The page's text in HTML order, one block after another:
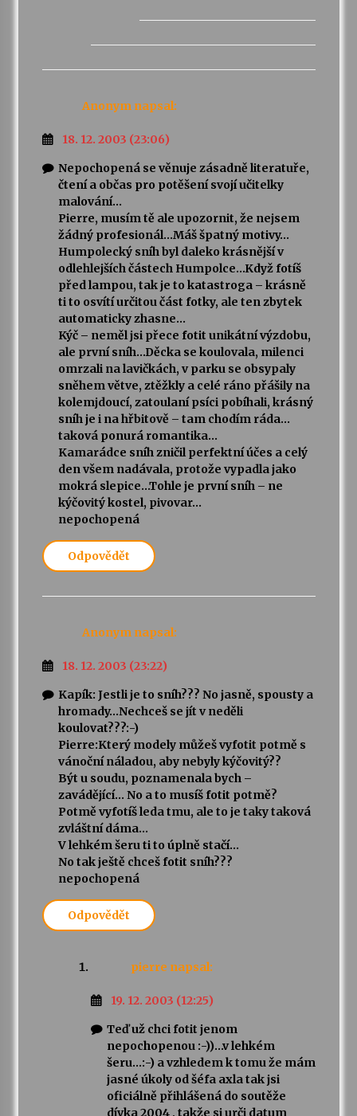
Anonym napsal:
18. 12. 2003 (23:06)
Nepochopená se věnuje zásadně literatuře,
čtení a občas pro potěšení svojí učitelky
malování…
Pierre, musím tě ale upozornit, že nejsem
žádný profesionál…Máš špatný motivy…
Humpolecký sníh byl daleko krásnější v
odlehlejších částech Humpolce…Když fotíš
před lampou, tak je to katastroga – krásně
ti to osvítí určitou část fotky, ale ten zbytek
automaticky zhasne…
Kýč – neměl jsi přece fotit unikátní výzdobu,
ale první sníh…Děcka se koulovala, milenci
omrzali na lavičkách, v parku se obsypaly
sněhem větve, ztěžkly a celé ráno přášily na
kolemjdoucí, zatoulaní psíci pobíhali, krásný
sníh je i na hřbitově – tam chodím ráda…
taková ponurá romantika…
Kamarádce sníh zničil perfektní účes a celý
den všem nadávala, protože vypadla jako
mokrá slepice…Tohle je první sníh – ne
kýčovitý kostel, pivovar…
nepochopená
Odpovědět
Anonym napsal:
18. 12. 2003 (23:22)
Kapík: Jestli je to sníh??? No jasně, spousty a
hromady…Nechceš se jít v neděli
koulovat???:-)
Pierre:Který modely můžeš vyfotit potmě s
vánoční náladou, aby nebyly kýčovitý??
Být u soudu, poznamenala bych –
zavádějící… No a to musíš fotit potmě?
Potmě vyfotíš leda tmu, ale to je taky taková
zvláštní dáma…
V lehkém šeru ti to úplně stačí…
No tak ještě chceš fotit sníh???
nepochopená
Odpovědět
pierre napsal:
19. 12. 2003 (12:25)
Teď už chci fotit jenom
nepochopenou :-))…v lehkém
šeru…:-) a vzhledem k tomu že mám
jasné úkoly od šéfa axla tak jsi
oficiálně přihlášená do soutěže
dívka 2004 , takže si urči datum